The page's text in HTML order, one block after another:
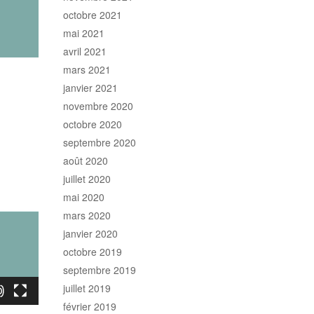
octobre 2021
mai 2021
avril 2021
mars 2021
janvier 2021
novembre 2020
octobre 2020
septembre 2020
août 2020
juillet 2020
mai 2020
mars 2020
janvier 2020
octobre 2019
septembre 2019
juillet 2019
février 2019